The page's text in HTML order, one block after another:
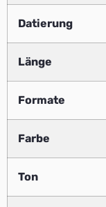
Datierung
Länge
Formate
Farbe
Ton